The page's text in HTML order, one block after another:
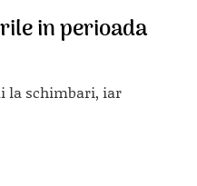
in perioada
la schimbari, iar